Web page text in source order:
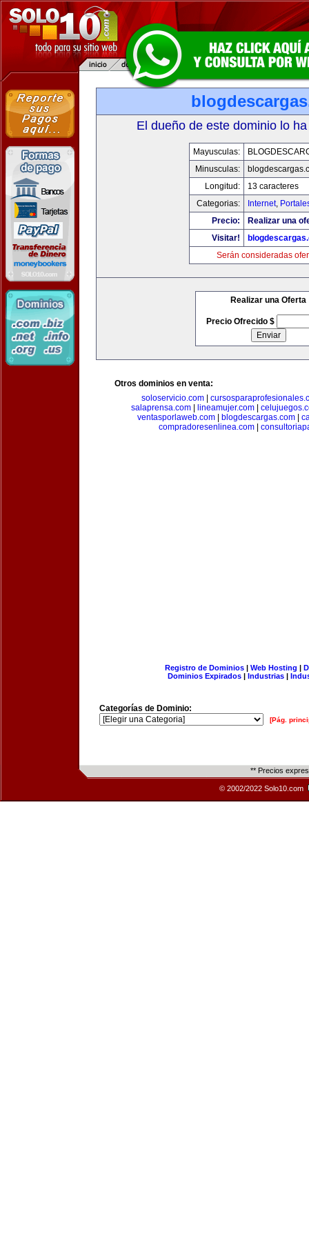
El dueño de este dominio lo
Mayusculas:
Minusculas:
Longitud:
13 caracteres
Categorias:
Internet,
Precio:
Realizar una
Visitar!
Serán consideradas
Realizar una Oferta
Precio Ofrecido $
Otros dominios en venta:
soloservicio.com|
salaprensa.com| lineamujer.com|
ventasporlaweb.com| blogdescargas.com|
compradoresenlinea.com|
Registro de Dominios| Web Hosting |
Dominios Expirados | Industrias |
Categorías de Dominio:
[Pág.
** Precios
© 2002/2022 Solo10.com